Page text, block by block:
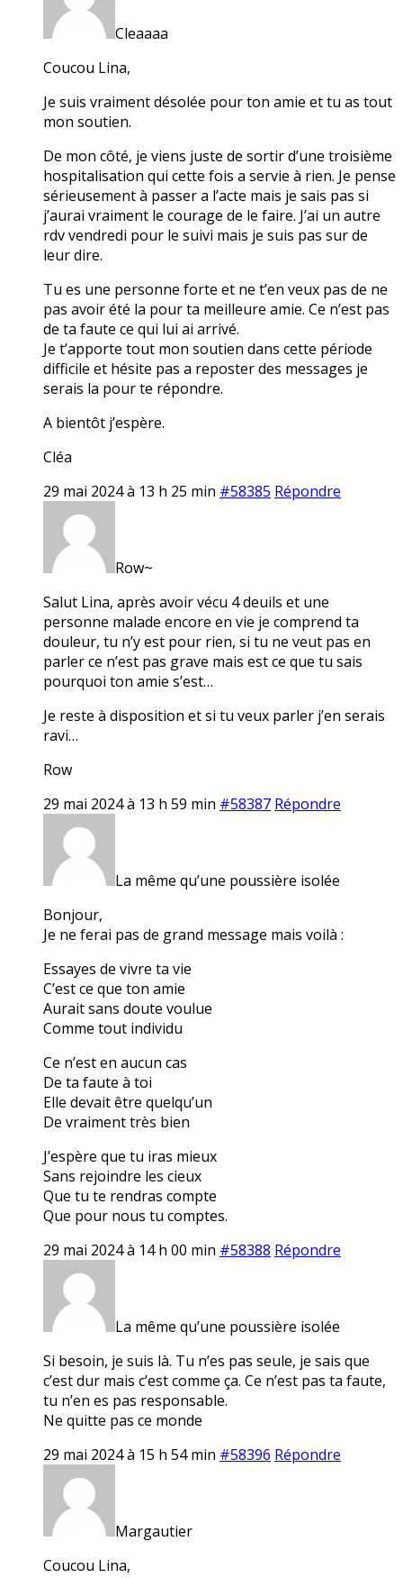
Cleaaaa
Coucou Lina,
Je suis vraiment désolée pour ton amie et tu as tout
mon soutien.
De mon côté, je viens juste de sortir d’une troisième
hospitalisation qui cette fois a servie à rien. Je pense
sérieusement à passer a l’acte mais je sais pas si
j’aurai vraiment le courage de le faire. J’ai un autre
rdv vendredi pour le suivi mais je suis pas sur de
leur dire.
Tu es une personne forte et ne t’en veux pas de ne
pas avoir été la pour ta meilleure amie. Ce n’est pas
de ta faute ce qui lui ai arrivé.
Je t’apporte tout mon soutien dans cette période
difficile et hésite pas a reposter des messages je
serais la pour te répondre.
A bientôt j’espère.
Cléa
29 mai 2024 à 13 h 25 min #58385 Répondre
Row~
Salut Lina, après avoir vécu 4 deuils et une
personne malade encore en vie je comprend ta
douleur, tu n’y est pour rien, si tu ne veut pas en
parler ce n’est pas grave mais est ce que tu sais
pourquoi ton amie s’est…
Je reste à disposition et si tu veux parler j’en serais
ravi…
Row
29 mai 2024 à 13 h 59 min #58387 Répondre
La même qu’une poussière isolée
Bonjour,
Je ne ferai pas de grand message mais voilà :
Essayes de vivre ta vie
C’est ce que ton amie
Aurait sans doute voulue
Comme tout individu
Ce n’est en aucun cas
De ta faute à toi
Elle devait être quelqu’un
De vraiment très bien
J’espère que tu iras mieux
Sans rejoindre les cieux
Que tu te rendras compte
Que pour nous tu comptes.
29 mai 2024 à 14 h 00 min #58388 Répondre
La même qu’une poussière isolée
Si besoin, je suis là. Tu n’es pas seule, je sais que
c’est dur mais c’est comme ça. Ce n’est pas ta faute,
tu n’en es pas responsable.
Ne quitte pas ce monde
29 mai 2024 à 15 h 54 min #58396 Répondre
Margautier
Coucou Lina,